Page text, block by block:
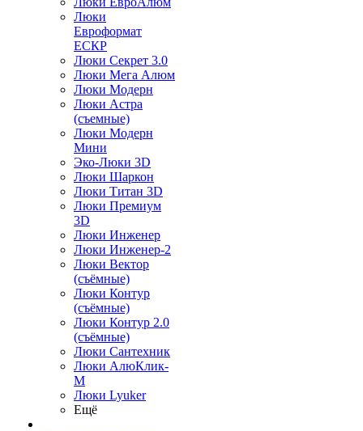
Люки
Евроформат
ЕСКР
Люки Секрет 3.0
Люки Мега Алюм
Люки Модерн
Люки Астра
(съемные)
Люки Модерн
Мини
Эко-Люки 3D
Люки Шаркон
Люки Титан 3D
Люки Премиум
3D
Люки Инженер
Люки Инженер-2
Люки Вектор
(съёмные)
Люки Контур
(съёмные)
Люки Контур 2.0
(съёмные)
Люки Сантехник
Люки АлюКлик-
М
Люки Lyuker
Ещё